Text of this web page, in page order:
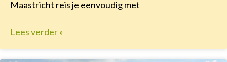
Maastricht reis je eenvoudig met
Lees verder »